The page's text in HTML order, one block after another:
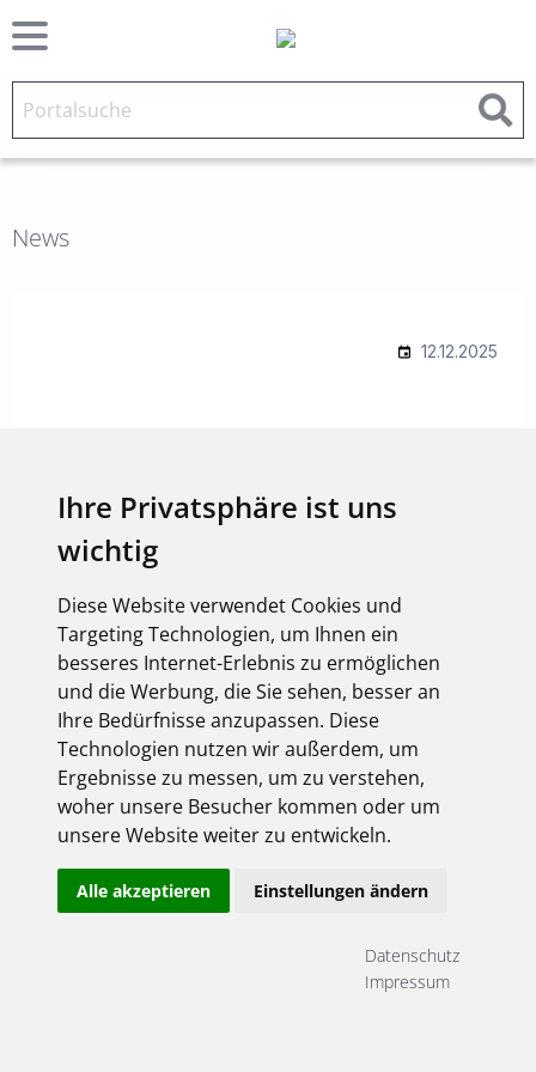
Ihre Privatsphäre ist uns
wichtig
Diese Website verwendet Cookies und
Targeting Technologien, um Ihnen ein
besseres Internet-Erlebnis zu ermöglichen
und die Werbung, die Sie sehen, besser an
Ihre Bedürfnisse anzupassen. Diese
Technologien nutzen wir außerdem, um
Ergebnisse zu messen, um zu verstehen,
woher unsere Besucher kommen oder um
unsere Website weiter zu entwickeln.
Alle akzeptieren Einstellungen ändern
Datenschutz
Impressum
News